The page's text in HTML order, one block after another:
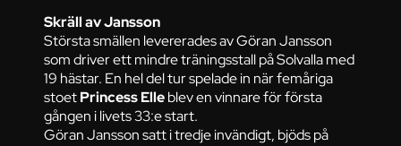
Skräll av Jansson
Största smällen levererades av Göran Jansson
som driver ett mindre träningsstall på Solvalla med
19 hästar. En hel del tur spelade in när femåriga
stoetPrincess Elleblev en vinnare för första
gången i livets 33:e start.
Göran Jansson satt i tredje invändigt, bjöds på